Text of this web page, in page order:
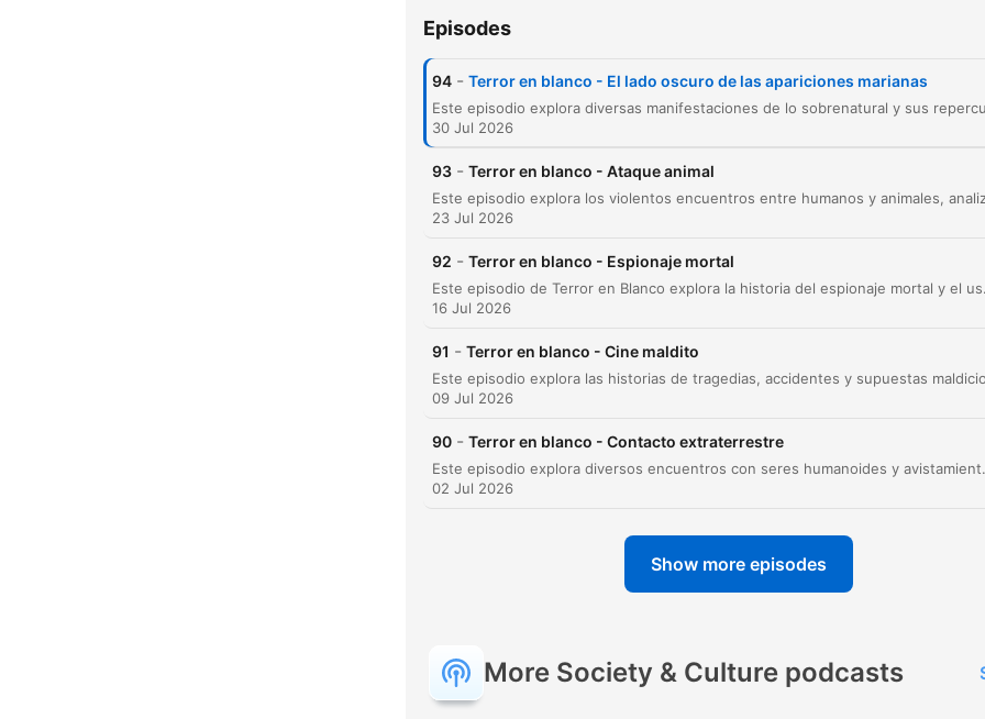
00:14:25
00:18:35
Sucesos en Garabandal y la muerte del padre
Andreu
El culto de Ceredonia en Uganda
00:39:22
Entrevista con el Dr. Miguel Ángel Pertierra:
Milagros Médicos
00:53:42 Despedida de Miguel Ángel Partierra
00:54:33 Cierre de temporada y conclusiones
Highlights
enviado un mensaje y no lo habéis acogido como yo
Soy el hombre más feliz sobre la faz de la Tierra. He
Episodes
94 - Terror en blanco - El lado oscuro de las apariciones marianas
30 Jul 2026
93 - Terror en blanco - Ataque animal
23 Jul 2026
92 - Terror en blanco - Espionaje mortal
Este episodio de Terror en Blanco explora la historia del
16 Jul 2026
91 - Terror en blanco - Cine maldito
09 Jul 2026
90 - Terror en blanco - Contacto extraterrestre
Este episodio explora diversos encuentros con seres humanoides y
02 Jul 2026
Show more episodes
More Society & Culture podcasts